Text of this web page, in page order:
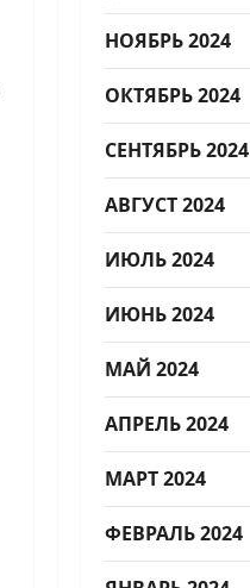
НОЯБРЬ 2024
ОКТЯБРЬ 2024
СЕНТЯБРЬ 2024
АВГУСТ 2024
ИЮЛЬ 2024
ИЮНЬ 2024
МАЙ 2024
АПРЕЛЬ 2024
МАРТ 2024
ФЕВРАЛЬ 2024